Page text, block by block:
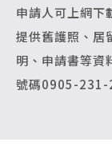
申請人可上網下
提供舊護照、居
明、申請書等
號碼0905-231-